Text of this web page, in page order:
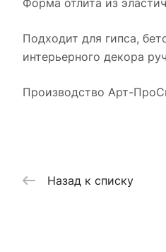
Форма отлита из
Подходит для гипса,
интерьерного декора
Производство Арт-
Назад к списку